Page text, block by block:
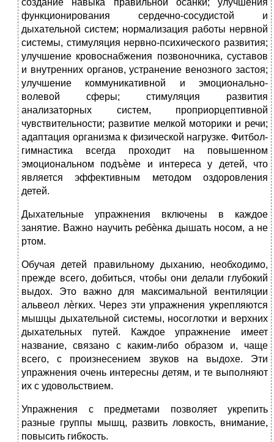
создание навыка правильной осанки; улучшения
функционирования сердечно-сосудистой и
дыхательной систем; нормализация работы нервной
системы, стимуляция нервно-психического развития;
улучшение кровоснабжения позвоночника, суставов
и внутренних органов, устранение венозного застоя;
улучшение коммуникативной и эмоционально-
волевой сферы; стимуляция развития
анализаторных систем, проприорцептивной
чувствительности; развитие мелкой моторики и речи;
адаптация организма к физической нагрузке. Фитбол-
гимнастика всегда проходит на повышенном
эмоциональном подъѐме и интереса у детей, что
является эффективным методом оздоровления
детей.
Дыхательные упражнения
включены в каждое
занятие. Важно научить ребѐнка дышать носом, а не
ртом.
Обучая детей правильному дыханию, необходимо,
прежде всего, добиться, чтобы они делали глубокий
выдох. Это важно для максимальной вентиляции
альвеол лѐгких. Через эти упражнения укрепляются
мышцы дыхательной системы, носоглотки и верхних
дыхательных путей. Каждое упражнение имеет
название, связано с каким-либо образом и, чаще
всего, с произнесением звуков на выдохе. Эти
упражнения очень интересны детям, и те выполняют
их с удовольствием.
Упражнения с предметами
позволяет укрепить
разные группы мышц, развить ловкость, внимание,
повысить гибкость.